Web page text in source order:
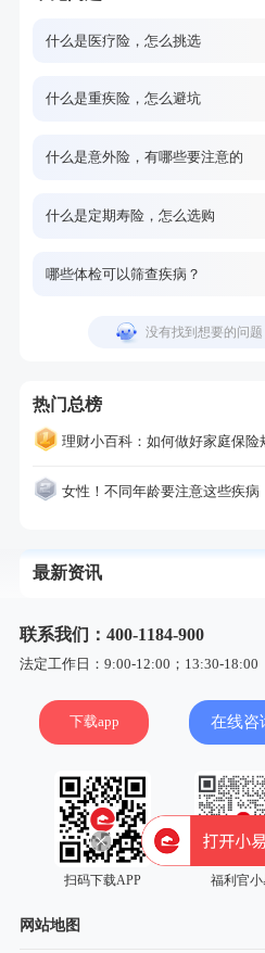
什么是医疗险，怎么挑选
什么是重疾险，怎么避坑
什么是意外险，有哪些要注意的
什么是定期寿险，怎么选购
哪些体检可以筛查疾病？
没有找到想要的问题
热门总榜
理财小百科：如何做好家庭保险
女性！不同年龄要注意这些疾病！40岁的这个疾病最
最新资讯
联系我们：400-1184-900
法定工作日：9:00-12:00；13:30-18:00
下载app 在线咨
扫码下载APP 福利官
网站地图